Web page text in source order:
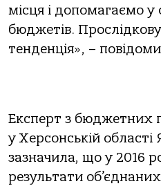
місця і допомагаємо у
бюджетів.
тенденція», –
Експерт з бюджетних
у Херсонській області
зазначила, що у 2016
результати